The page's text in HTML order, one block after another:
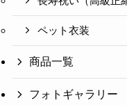
ペット衣装
商品一覧
フォトギャラリー